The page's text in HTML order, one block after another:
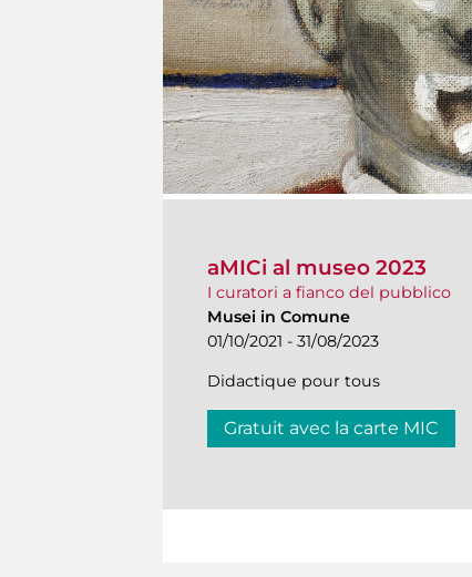
aMICi al museo 2023
I curatori a fianco del pubblico
Musei in Comune
01/10/2021 - 31/08/2023
Didactique pour tous
Gratuit avec la carte MIC